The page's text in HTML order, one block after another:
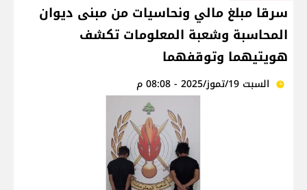
سرقا مبلغ مالي ونحاسيات من مبنى ديوان
المحاسبة وشعبة المعلومات تكشف
هويتيهما وتوقفهما
السبت 19/تموز/2025 - 08:08 م